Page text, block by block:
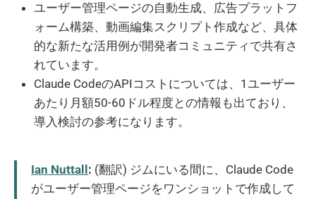
ユーザー管理ページの自動生成、広告プラットフ
ォーム構築、動画編集スクリプト作成など、具体
的な新たな活用例が開発者コミュニティで共有さ
れています。
Claude CodeのAPIコストについては、1ユーザー
あたり月額50-60ドル程度との情報も出ており、
導入検討の参考になります。
Ian Nuttall : (翻訳) ジムにいる間に、Claude Code
がユーザー管理ページをワンショットで作成して